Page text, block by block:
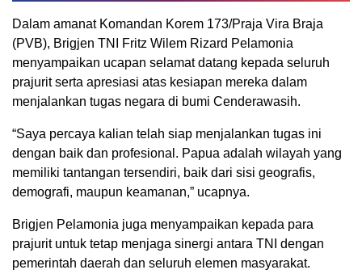
Dalam amanat Komandan Korem 173/Praja Vira Braja
(PVB), Brigjen TNI Fritz Wilem Rizard Pelamonia
menyampaikan ucapan selamat datang kepada seluruh
prajurit serta apresiasi atas kesiapan mereka dalam
menjalankan tugas negara di bumi Cenderawasih.
“Saya percaya kalian telah siap menjalankan tugas ini
dengan baik dan profesional. Papua adalah wilayah yang
memiliki tantangan tersendiri, baik dari sisi geografis,
demografi, maupun keamanan,” ucapnya.
Brigjen Pelamonia juga menyampaikan kepada para
prajurit untuk tetap menjaga sinergi antara TNI dengan
pemerintah daerah dan seluruh elemen masyarakat.